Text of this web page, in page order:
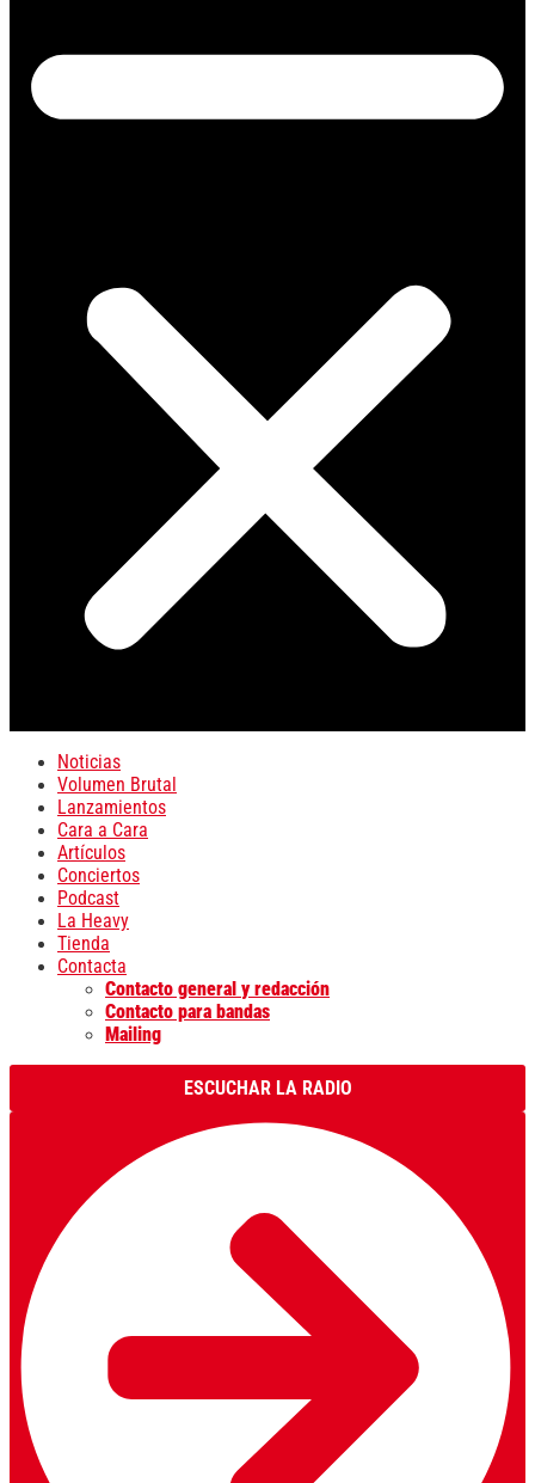
Noticias
Volumen Brutal
Lanzamientos
Cara a Cara
Artículos
Conciertos
Podcast
La Heavy
Tienda
Contacta
Contacto general y redacción
Contacto para bandas
Mailing
ESCUCHAR LA RADIO